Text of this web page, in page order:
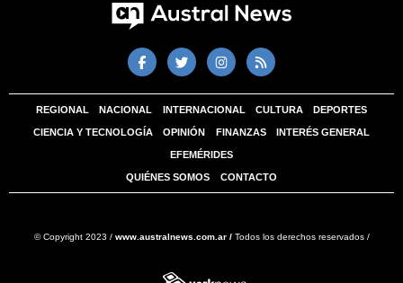
REGIONAL NACIONAL INTERNACIONAL CULTURA DEPORTES
CIENCIA Y TECNOLOGÍA OPINIÓN FINANZAS INTERÉS GENERAL
EFEMÉRIDES
QUIÉNES SOMOS CONTACTO
© Copyright 2023 / www.australnews.com.ar /Todos los derechos reservados /